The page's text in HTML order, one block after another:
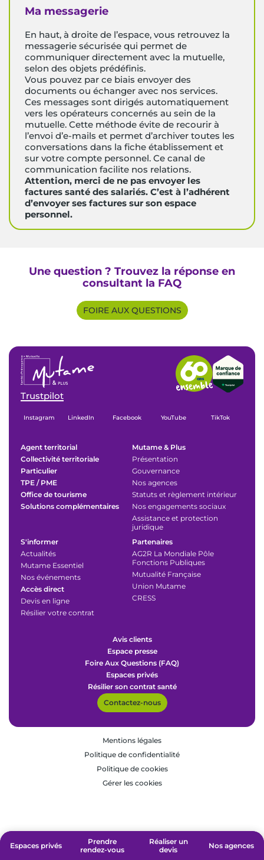
Ma messagerie
En haut, à droite de l’espace, vous retrouvez la
messagerie sécurisée qui permet de
communiquer directement avec la mutuelle,
selon des objets prédéfinis.
Vous pouvez par ce biais envoyer des
documents ou échanger avec nos services.
Ces messages sont dirigés automatiquement
vers les opérateurs concernés au sein de la
mutuelle. Cette méthode évite de recourir à
l’envoi d’e-mails et permet d’archiver toutes les
conversations dans la fiche établissement et
sur votre compte personnel. Ce canal de
communication facilite nos relations.
Attention, merci de ne pas envoyer les
factures santé des salariés. C’est à l’adhérent
d’envoyer ses factures sur son espace
personnel.
Une question ? Trouvez la réponse en
consultant la FAQ
FOIRE AUX QUESTIONS
Espaces privés
Prendre
rendez-vous
Réaliser un
devis
Nos agences
Trustpilot
Instagram LinkedIn Facebook YouTube TikTok
Agent territorial
Collectivité territoriale
Particulier
TPE / PME
Office de tourisme
Solutions complémentaires
Mutame & Plus
Présentation
Gouvernance
Nos agences
Statuts et règlement intérieur
Nos engagements sociaux
Assistance et protection
juridique
S'informer
Actualités
Mutame Essentiel
Nos événements
Accès direct
Devis en ligne
Résilier votre contrat
Partenaires
AG2R La Mondiale Pôle
Fonctions Publiques
Mutualité Française
Union Mutame
CRESS
Avis clients
Espace presse
Foire Aux Questions (FAQ)
Espaces privés
Résilier son contrat santé
Contactez-nous
Mentions légales
Politique de confidentialité
Politique de cookies
Gérer les cookies
Espaces privés
Prendre
rendez-vous
Réaliser un
devis
Nos agences